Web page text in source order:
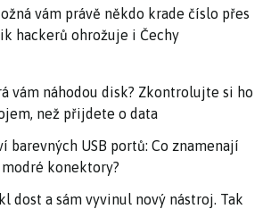
vám právě někdo krade číslo přes
hackerů ohrožuje i Čechy
vám náhodou disk? Zkontrolujte si ho
než přijdete o data
barevných USB portů: Co znamenají
konektory?
dost a sám vyvinul nový nástroj. Tak